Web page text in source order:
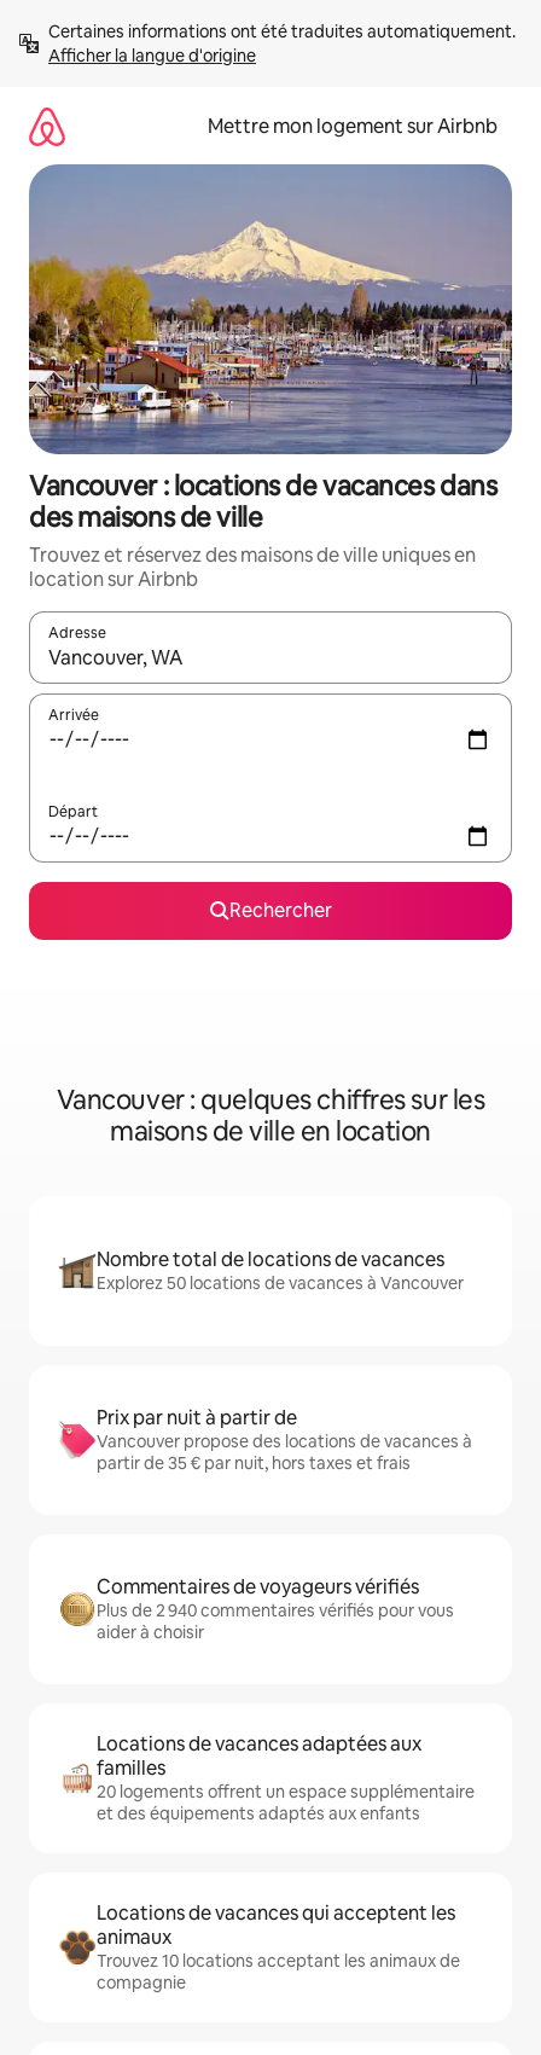
directement
Afficher la langue d'origine
Mettre mon logement sur Airbnb
Vancouver : locations de vacances dans
des maisons de ville
Trouvez et réservez des maisons de ville uniques en
location sur Airbnb
Adresse
Lorsque les résultats s'affichent, utilisez les flèches vers le
Arrivée
Départ
Rechercher
Vancouver : quelques chiffres sur les
maisons de ville en location
Nombre total de locations de vacances
Explorez 50 locations de vacances à Vancouver
Prix par nuit à partir de
Vancouver propose des locations de vacances à
partir de 35 € par nuit, hors taxes et frais
Commentaires de voyageurs vérifiés
Plus de 2 940 commentaires vérifiés pour vous
aider à choisir
Locations de vacances adaptées aux
familles
20 logements offrent un espace supplémentaire
et des équipements adaptés aux enfants
Locations de vacances qui acceptent les
animaux
Trouvez 10 locations acceptant les animaux de
compagnie